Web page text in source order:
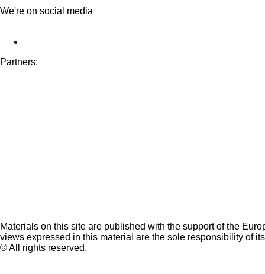
We're on social media
Partners:
Materials on this site are published with the support of the
views expressed in this material are the sole responsibility of
© All rights reserved.